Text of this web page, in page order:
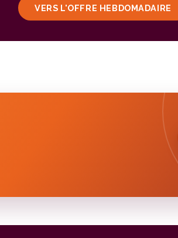
VERS L'OFFRE HEBDOMADAIRE